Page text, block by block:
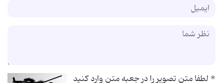
*لطفا متن تصویر را در جعبه متن وارد کنید